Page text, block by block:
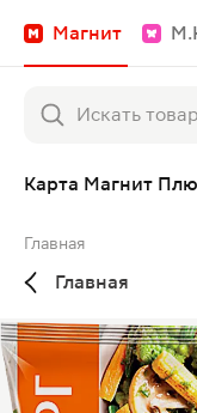
Магнит
Карта Магнит
Главная
Главная